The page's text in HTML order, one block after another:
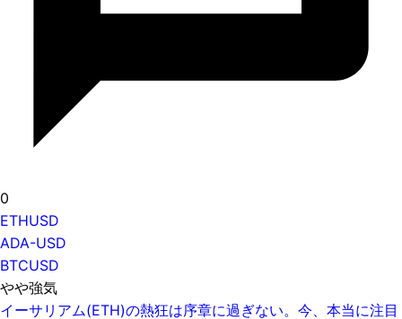
0
ETHUSD
ADA-USD
BTCUSD
やや強気
イーサリアム(ETH)の熱狂は序章に過ぎない。今、本当に注目